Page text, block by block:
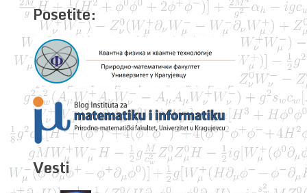
Posetite:
Vesti